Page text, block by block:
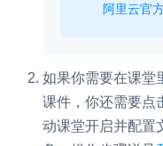
阿里云官
如果你需要在课堂
课件，你还需要点
动课堂开启并配置